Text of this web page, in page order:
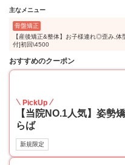
主なメニュー
骨盤矯正
【産後矯正&整体】お子様連れ◎歪み,
付]初回\4500
おすすめのクーポン
PickUp
【当院NO.1人気】姿勢
らば
新規限定